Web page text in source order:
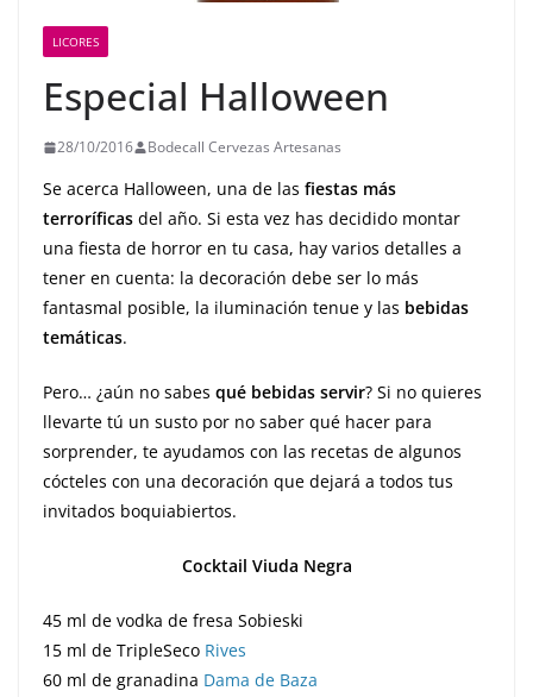
LICORES
Especial Halloween
28/10/2016 Bodecall Cervezas Artesanas
Se acerca Halloween, una de las fiestas más
terroríficas del año. Si esta vez has decidido montar
una fiesta de horror en tu casa, hay varios detalles a
tener en cuenta: la decoración debe ser lo más
fantasmal posible, la iluminación tenue y las bebidas
temáticas.
Pero… ¿aún no sabes qué bebidas servir? Si no quieres
llevarte tú un susto por no saber qué hacer para
sorprender, te ayudamos con las recetas de algunos
cócteles con una decoración que dejará a todos tus
invitados boquiabiertos.
Cocktail Viuda Negra
45 ml de vodka de fresa Sobieski
15 ml de TripleSeco Rives
60 ml de granadina Dama de Baza